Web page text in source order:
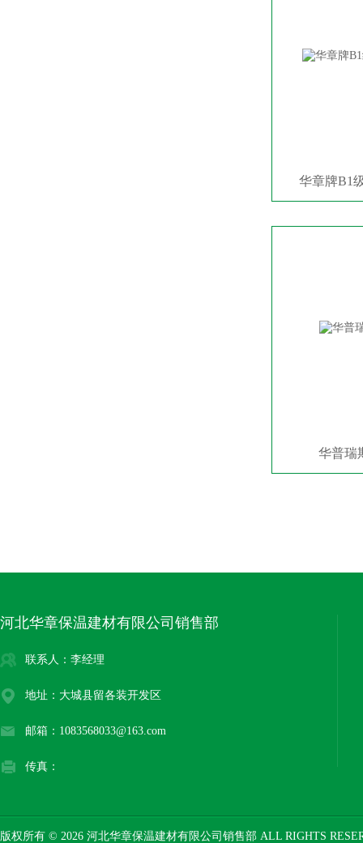
华章牌B1
华普瑞
河北华章保温建材有限公司销售部
联系人：李经理
地址：大城县留各装开发区
邮箱：1083568033@163.com
传真：
版权所有 © 2026 河北华章保温建材有限公司销售部 ALL RIGHTS